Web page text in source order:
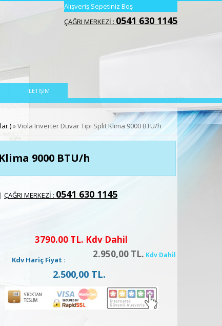
Alışveriş Sepetiniz Boş
ÇAĞRI MERKEZİ : 0541 630 1145
İLETIŞIM
)» Viola Inverter Duvar Tipi Split Klima 9000 BTU/h
9000 BTU/h
|ÇAĞRI MERKEZİ : 0541 630 1145
3790.00 TL. Kdv Dahil
2.950,00 TL. Kdv Dahil
Kdv Hariç Fiyat :
2.500,00 TL.